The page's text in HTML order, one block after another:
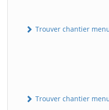
Trouver chantier
Trouver chantier